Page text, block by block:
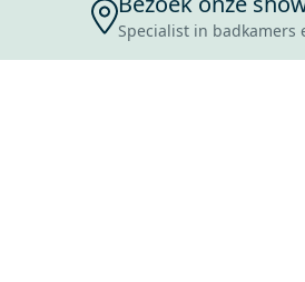
Specialist in badkamers